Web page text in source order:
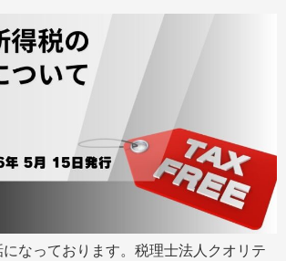
なっております。税理士法人クオリテ